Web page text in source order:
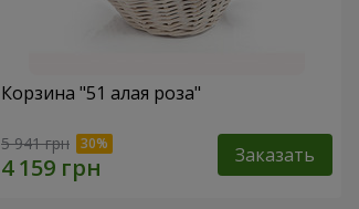
Корзина "51 алая роза"
5 941 грн Заказать